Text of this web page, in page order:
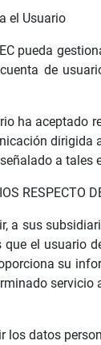
el Usuario
pueda
de
ha aceptado
dirigida
a tales
RESPECTO
a sus
que el usuario
su
servicio
los datos